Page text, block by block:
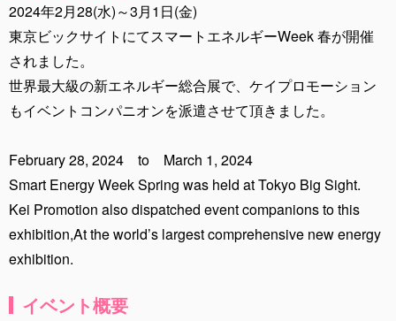
2024年2月28(水)～3月1日(金)
東京ビックサイトにてスマートエネルギーWeek 春が開催
されました。
世界最大級の新エネルギー総合展で、ケイプロモーション
もイベントコンパニオンを派遣させて頂きました。
February 28, 2024 to March 1, 2024
Smart Energy Week Spring was held at Tokyo Big Sight.
Kei Promotion also dispatched event companions to this
exhibition,At the world’s largest comprehensive new energy
exhibition.
イベント概要